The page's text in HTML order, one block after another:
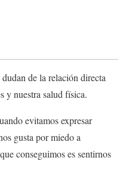
de la relación directa
y nuestra salud física.
evitamos expresar
gusta por miedo a
conseguimos es sentirnos